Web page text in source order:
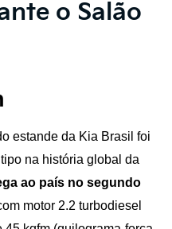
o Salão
estande da Kia Brasil foi
na história global da
ao país no segundo
motor 2.2 turbodiesel